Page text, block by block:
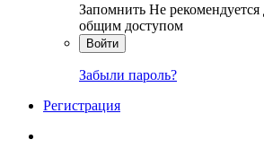
Запомнить Не
общим доступом
Войти
Забыли пароль?
Регистрация